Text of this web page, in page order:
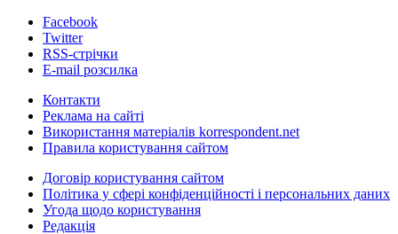
Facebook
Twitter
RSS-стрічки
E-mail розсилка
Контакти
Реклама на сайті
Використання матеріалів korrespondent.net
Правила користування сайтом
Договір користування сайтом
Політика у сфері конфіденційності і персональних даних
Угода щодо користування
Редакція